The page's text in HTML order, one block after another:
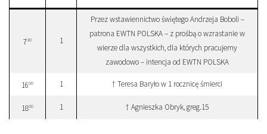
730 1
Przez wstawiennictwo świętego Andrzeja Boboli –
patrona EWTN POLSKA – z prośbą o wzrastanie w
wierze dla wszystkich, dla których pracujemy
zawodowo – intencja od EWTN POLSKA
1600 1 † Teresa Baryło w 1 rocznicę śmierci
1800 1 † Agnieszka Obryk, greg.15